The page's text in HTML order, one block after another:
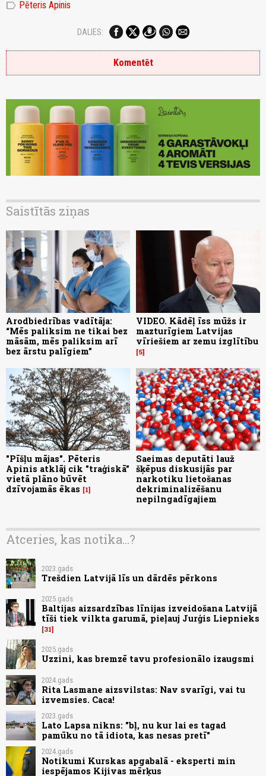
label Pēteris Apinis
DALIES:
Komentēt
Saistītās ziņas
Arodbiedrības vadītāja:
“Mēs paliksim ne tikai bez
māsām, mēs paliksim arī
bez ārstu palīgiem”
VIDEO. Kādēļ īss mūžs ir
mazturīgiem Latvijas
vīriešiem ar zemu izglītību
5
"Pīšļu mājas". Pēteris
Apinis atklāj cik "traģiskā"
vietā plāno būvēt
dzīvojamās ēkas
1
Saeimas deputāti lauž
šķēpus diskusijās par
narkotiku lietošanas
dekriminalizēšanu
nepilngadīgajiem
Atceries, kas notika...?
2023.gads
Trešdien Latvijā līs un dārdēs pērkons
2025.gads
Baltijas aizsardzības līnijas izveidošana Latvijā
tīši tiek vilkta garumā, pieļauj Jurģis Liepnieks
31
2025.gads
Uzzini, kas bremzē tavu profesionālo izaugsmi
2024.gads
Rita Lasmane aizsvilstas: Nav svarīgi, vai tu
izvemsies. Caca!
2023.gads
Lato Lapsa nikns: "bļ, nu kur lai es tagad
pamūku no tā idiota, kas nesas pretī"
2024.gads
Notikumi Kurskas apgabalā - eksperti min
iespējamos Kijivas mērķus